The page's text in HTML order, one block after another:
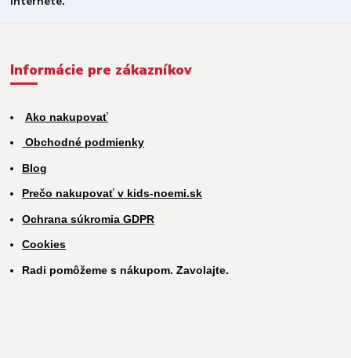
Informácie pre zákazníkov
Ako nakupovať
Obchodné podmienky
Blog
Prečo nakupovať v kids-noemi.sk
Ochrana súkromia GDPR
Cookies
Radi pomôžeme s nákupom. Zavolajte.